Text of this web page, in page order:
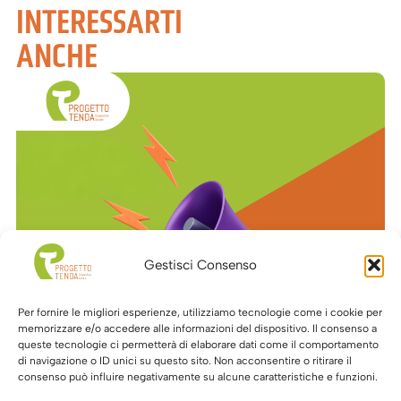
Gestisci Consenso
Per fornire le migliori esperienze, utilizziamo tecnologie come i cookie per
memorizzare e/o accedere alle informazioni del dispositivo. Il consenso a
queste tecnologie ci permetterà di elaborare dati come il comportamento
di navigazione o ID unici su questo sito. Non acconsentire o ritirare il
consenso può influire negativamente su alcune caratteristiche e funzioni.
INTERESSARTI
ANCHE
29 Giugno 2026
Avviso Pubblico – Ente